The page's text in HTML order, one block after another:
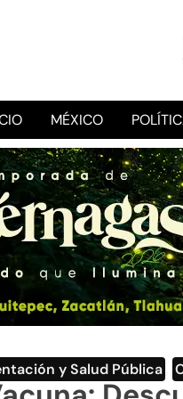
MÉXICO
y Salud Pública